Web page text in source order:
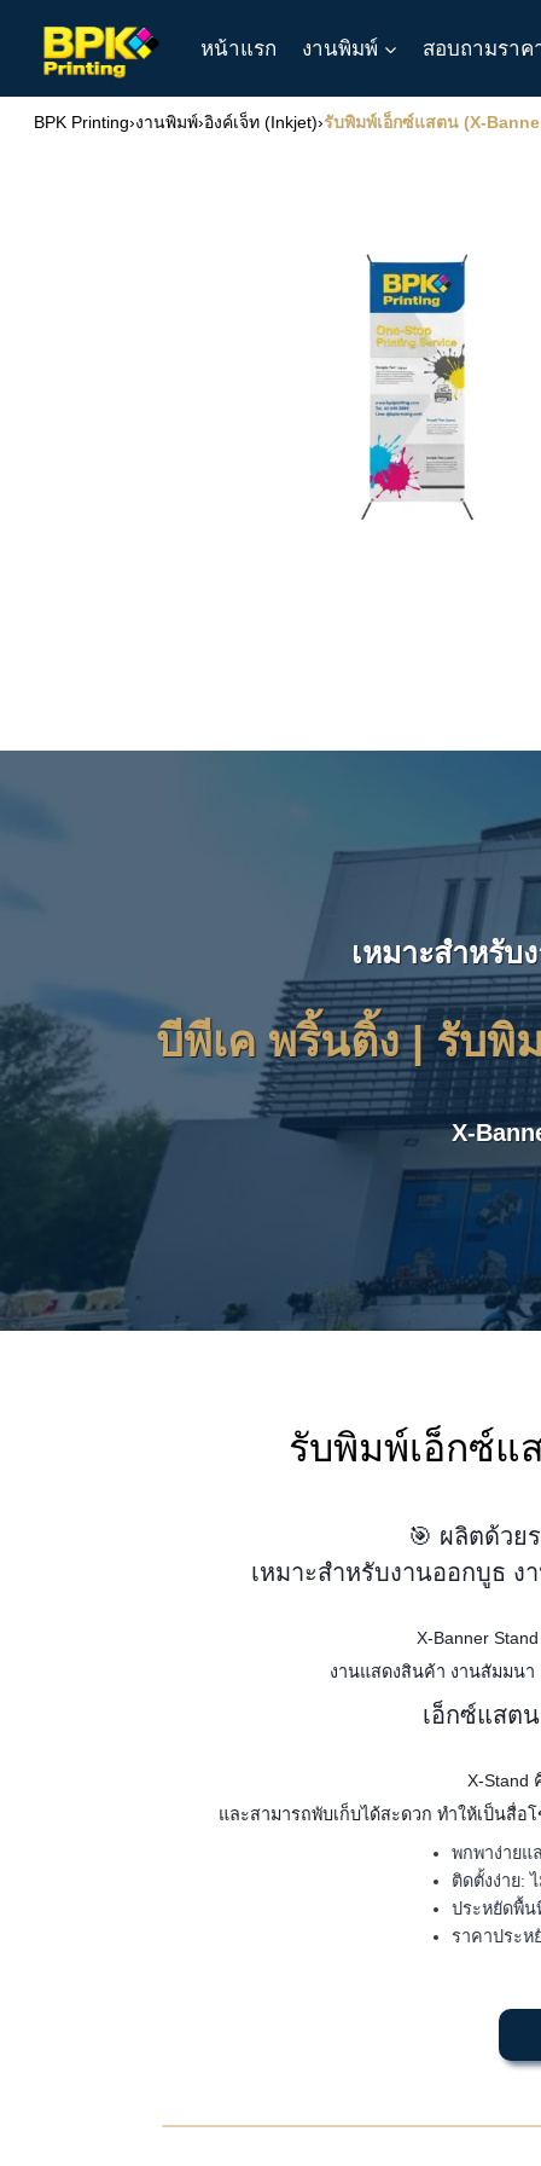
content
หน้าแรก งานพิมพ์ สอบถามราค
BPK Printing›งานพิมพ์›อิงค์เจ็ท (Inkjet)›รับพิมพ์เอ็กซ์แสตน (X-
เหมาะสำหรับ
บีพีเค พริ้นติ้ง | รับพิ
X-
รับพิมพ์เอ็กซ์
🎯 ผลิตด้วย
เหมาะสำหรับงานออกบูธ
X-Banner
งานแสดงสินค้า งานสัมมนา
เอ็กซ์แสต
X-Stand
และสามารถพับเก็บได้สะดวก ทำให้เป็นสื่
พกพาง่ายแ
ติดตั้งง่าย:
ประหยัดพื้น
ราคาประห